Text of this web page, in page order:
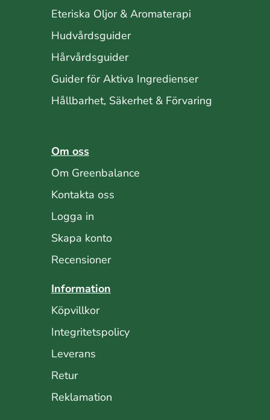
Eteriska Oljor & Aromaterapi
Hudvårdsguider
Hårvårdsguider
Guider för Aktiva Ingredienser
Hållbarhet, Säkerhet & Förvaring
Om oss
Om Greenbalance
Kontakta oss
Logga in
Skapa konto
Recensioner
Information
Köpvillkor
Integritetspolicy
Leverans
Retur
Reklamation